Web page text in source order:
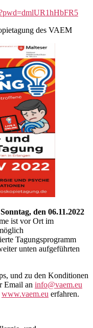
des VAEM
den 06.11.2022
ist vor Ort im
Tagungsprogramm
unten aufgeführten
und zu den Konditionen
Email an info@vaem.eu
www.vaem.eu erfahren.